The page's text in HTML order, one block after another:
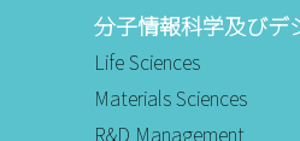
分子情報科学及びデ
Life Sciences
Materials Sciences
R&D Management